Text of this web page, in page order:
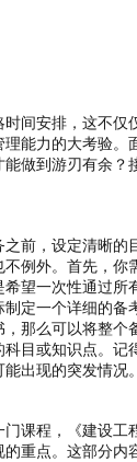
间安排，这不仅
理能力的大考验
能做到游刃有余？
前，设定清晰的
例外。首先，你
望一次性通过所
定一个详细的备
那么可以将整个
目或知识点。记
出现的突发情况。
课程，《建设工
的重点。这部分内